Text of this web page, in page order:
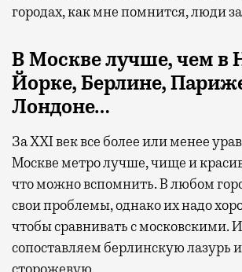
городах, как мне помнится, люди
В Москве лучше, чем в
Йорке, Берлине,
Лондоне…
За XXI век все более или менее
Москве метро лучше, чище и
что можно вспомнить. В любом
свои проблемы, однако их надо
чтобы сравнивать с московскими.
сопоставляем берлинскую лазурь